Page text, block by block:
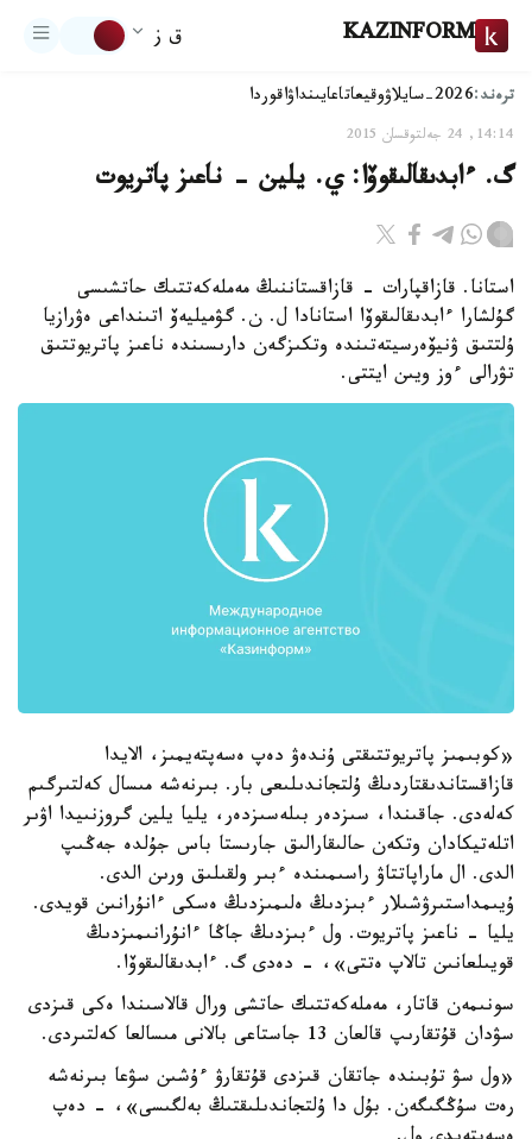
KAZINFORM ق ز
ترەند:2026-سايلاۋ وقيعاتاعايىنداۋاقوردا
14:14, 24 جەلتوقسان 2015
گ. ءابدىقالىقوۆا: ي. يلين - ناعىز پاتريوت
استانا. قازاقپارات - قازاقستاننىڭ مەملەكەتتىك حاتشىسى
گۇلشارا ءابدىقالىقوۆا استانادا ل. ن. گۋميليەۆ اتىنداعى ەۋرازيا
ۇلتتىق ۋنيۆەرسيتەتىندە وتكىزگەن دارىسىندە ناعىز پاتريوتتىق
تۋرالى ءوز ويىن ايتتى.
«كوبىمىز پاتريوتتىقتى ۇندەۋ دەپ ەسەپتەيمىز، الايدا
قازاقستاندىقتاردىڭ ۇلتجاندىلىعى بار. بىرنەشە مىسال كەلتىرگىم
كەلەدى. جاقىندا، سىزدەر بىلەسىزدەر، يليا يلين گروزنىيدا اۋىر
اتلەتيكادان وتكەن حالىقارالىق جارىستا باس جۇلدە جەڭىپ
الدى. ال ماراپاتتاۋ راسىمىندە ءبىر ولقىلىق ورىن الدى.
ۇيىمداستىرۋشىلار ءبىزدىڭ ەلىمىزدىڭ ەسكى ءانۇرانىن قويدى.
يليا - ناعىز پاتريوت. ول ءبىزدىڭ جاڭا ءانۇرانىمىزدىڭ
قويىلعانىن تالاپ ەتتى»، - دەدى گ. ءابدىقالىقوۆا.
سونىمەن قاتار، مەملەكەتتىك حاتشى ورال قالاسىندا ەكى قىزدى
سۋدان قۇتقارىپ قالعان 13 جاستاعى بالانى مىسالعا كەلتىردى.
«ول سۋ تۇبىندە جاتقان قىزدى قۇتقارۋ ءۇشىن سۋعا بىرنەشە
رەت سۇڭگىگەن. بۇل دا ۇلتجاندىلىقتىڭ بەلگىسى»، - دەپ